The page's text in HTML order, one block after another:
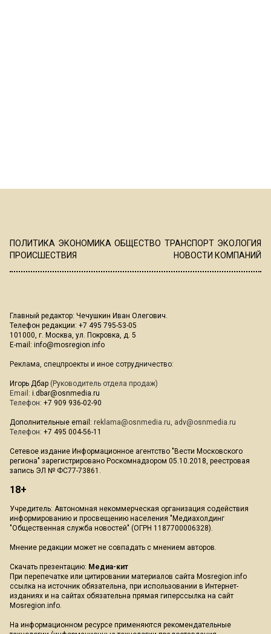
ПОЛИТИКА ЭКОНОМИКА ОБЩЕСТВО ТРАНСПОРТ ЭКОЛОГИЯ
ПРОИСШЕСТВИЯ
НОВОСТИ КОМПАНИЙ
Главный редактор: Чечушкин Иван Олегович.
Телефон редакции: +7 495 795-53-05
101000, г. Москва, ул. Покровка, д. 5
E-mail: info@mosregion.info
Реклама, спецпроекты и иное сотрудничество:
Игорь Дбар (Руководитель отдела продаж)
Email: i.dbar@osnmedia.ru
Телефон: +7 909 936-02-90
Дополнительные email: reklama@osnmedia.ru, adv@osnmedia.ru
Телефон: +7 495 004-56-11
Сетевое издание Информационное агентство "Вести Московского
региона" зарегистрировано Роскомнадзором 05.10.2018, реестровая
запись ЭЛ № ФС77-73861.
18+
Учредитель: Автономная некоммерческая организация содействия
информированию и просвещению населения "Медиахолдинг
"Общественная служба новостей" (ОГРН 1187700006328).
Мнение редакции может не совпадать с мнением авторов.
Скачать презентацию: Медиа-кит
При перепечатке или цитировании материалов сайта Mosregion.info
ссылка на источник обязательна, при использовании в Интернет-
изданиях и на сайтах обязательна прямая гиперссылка на сайт
Mosregion.info.
На информационном ресурсе применяются рекомендательные